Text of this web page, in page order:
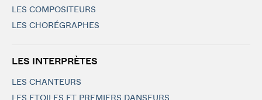
LES COMPOSITEURS
LES CHORÉGRAPHES
LES INTERPRÈTES
LES CHANTEURS
LES ETOILES ET PREMIERS DANSEURS